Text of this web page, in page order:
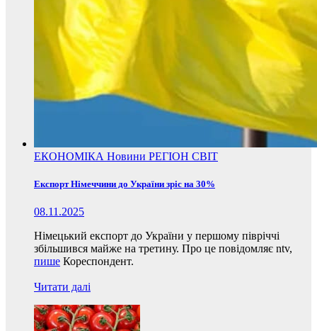
ЕКОНОМІКА Новини РЕГІОН СВІТ
Експорт Німеччини до України зріс на 30%
08.11.2025
Німецький експорт до України у першому півріччі
збільшився майже на третину. Про це повідомляє ntv,
пише Кореспондент.
Читати далі